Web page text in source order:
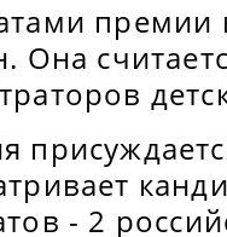
премии
Она
- 2